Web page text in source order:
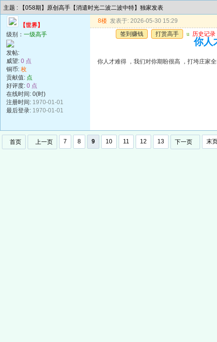
主题 : 【058期】原创高手【消遣时光二波二波中特】独家发表
【世界】
级别： 一级高手
发帖:
威望: 0 点
铜币: 枚
贡献值: 点
好评度: 0 点
在线时间: 0(时)
注册时间: 1970-01-01
最后登录: 1970-01-01
8楼 发表于: 2026-05-30 15:29
签到赚钱
打赏高手 u 历史记录
你人
你人才难得 ，我们对你期盼很高 ，打垮庄家
首页 上一页 7 8 9 10 11 12 13 下一页 末